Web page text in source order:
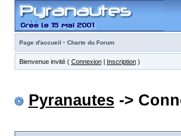
Page d'accueil · Charte du Forum
Bienvenue invité ( Connexion| Inscription)
Pyranautes ->